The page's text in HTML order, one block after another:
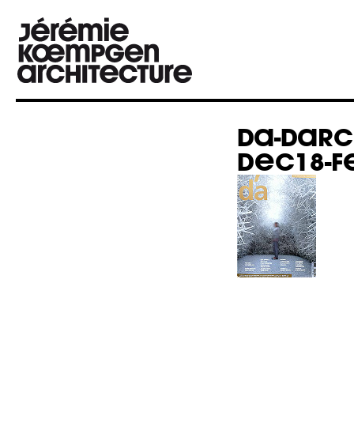
DA-
DEC18-